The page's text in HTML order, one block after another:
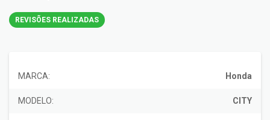
REVISÕES REALIZADAS
MARCA: Honda
MODELO: CITY